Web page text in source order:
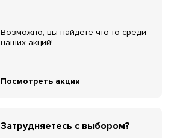
Возможно, вы найдёте что-то среди
наших акций!
Посмотреть акции
Затрудняетесь с выбором?